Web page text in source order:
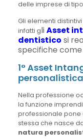
delle imprese di
Gli elementi
infatti gliAsset
dentistico si
specifiche
1° Asset
Nella professione
la funzione
professionale pone
stessa che nasce
natura